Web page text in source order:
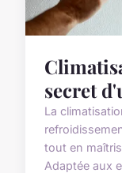
secret
La
tout en
Adaptée aux